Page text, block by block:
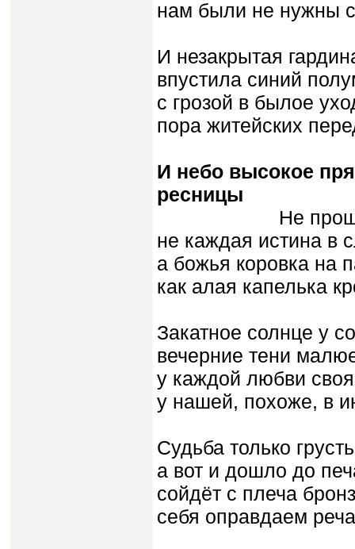
нам были не нужны
И незакрытая
впустила синий
с грозой в былое
пора житейских
И небо высокое
ресницы
Не проще ли
не каждая истина в
а божья коровка на
как алая капелька
Закатное солнце у
вечерние тени
у каждой любви
у нашей, похоже, в
Судьба только
а вот и дошло до
сойдёт с плеча
себя оправдаем